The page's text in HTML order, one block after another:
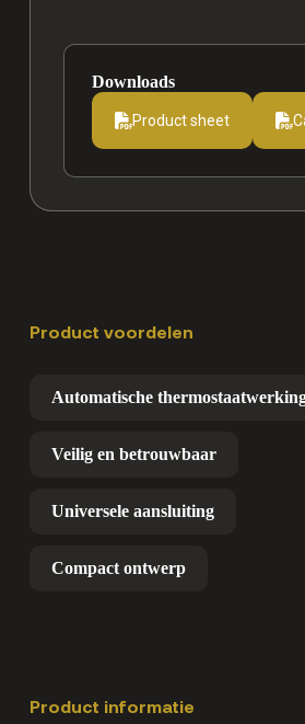
Downloads
Product sheet
Product voordelen
Automatische
Veilig en betrouwbaar
Universele aansluiting
Compact ontwerp
Product informatie